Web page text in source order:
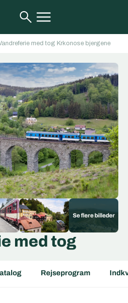
med tog Krkonose bjergene
med tog
Rejseprogram